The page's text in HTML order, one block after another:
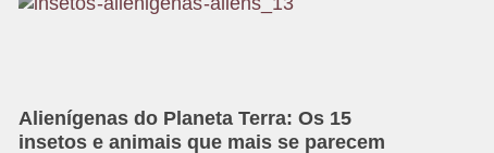
Alienígenas do Planeta Terra: Os 15
insetos e animais que mais se parecem